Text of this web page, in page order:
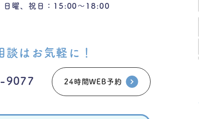
日曜、祝日：15:00～18:00
談はお気軽に！
9077 24時間WEB予約